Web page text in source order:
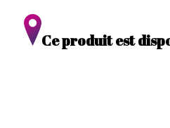
Ce produit est